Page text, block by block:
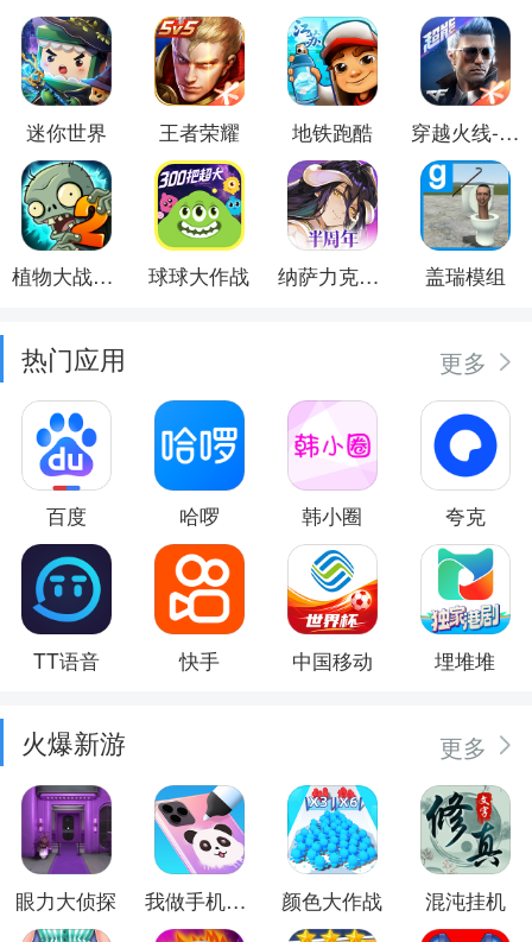
迷你世界 王者荣耀 地铁跑酷 穿越火线-枪战王者
植物大战僵尸2 球球大作战 纳萨力克之王 盖瑞模组
热门应用 更多
百度 哈啰 韩小圈 夸克
TT语音 快手 中国移动 埋堆堆
火爆新游 更多
眼力大侦探 我做手机壳特好看 颜色大作战 混沌挂机